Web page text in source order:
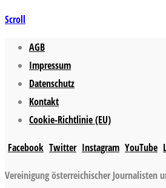
Scroll
AGB
Impressum
Datenschutz
Kontakt
Cookie-Richtlinie (EU)
Facebook Twitter Instagram YouTube
Vereinigung österreichischer Journalisten